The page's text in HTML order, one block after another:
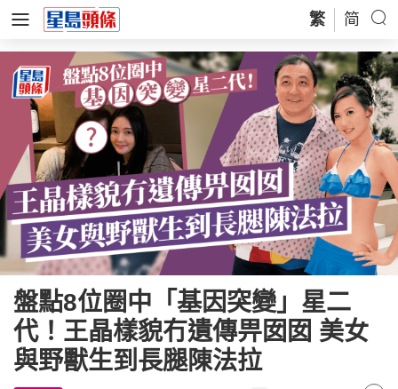
繁 简
盤點8位圈中「基因突變」星二
代！王晶樣貌冇遺傳畀囡囡 美女
與野獸生到長腿陳法拉